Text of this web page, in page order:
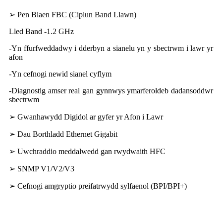
➢ Pen Blaen FBC (Ciplun Band Llawn)
Lled Band -1.2 GHz
-Yn ffurfweddadwy i dderbyn a sianelu yn y sbectrwm i lawr yr
afon
-Yn cefnogi newid sianel cyflym
-Diagnostig amser real gan gynnwys ymarferoldeb dadansoddwr
sbectrwm
➢ Gwanhawydd Digidol ar gyfer yr Afon i Lawr
➢ Dau Borthladd Ethernet Gigabit
➢ Uwchraddio meddalwedd gan rwydwaith HFC
➢ SNMP V1/V2/V3
➢ Cefnogi amgryptio preifatrwydd sylfaenol (BPI/BPI+)